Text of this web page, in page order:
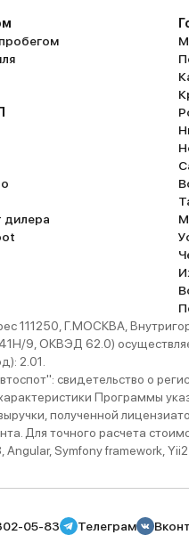
дилера
111250, Г.МОСКВА,
62.0) осуществляет
2.01.
свидетельство о
Программы
полученной
Для точного расчета
Symfony framework, Yii2
05-83 Телеграм